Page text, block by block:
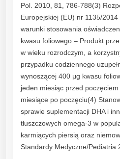
Pol. 2010, 81, 786-788(3)
Europejskiej (EU) nr 1135/
warunki stosowania
kwasu foliowego – Produkt
w wieku rozrodczym, a
przypadku codziennego
wynoszącej 400 μg kwasu
jeden miesiąc przed
miesiące po poczęciu(4)
sprawie suplementacji DHA i
tłuszczowych omega-3 w
karmiących piersią oraz
Standardy Medyczne/Pediatria